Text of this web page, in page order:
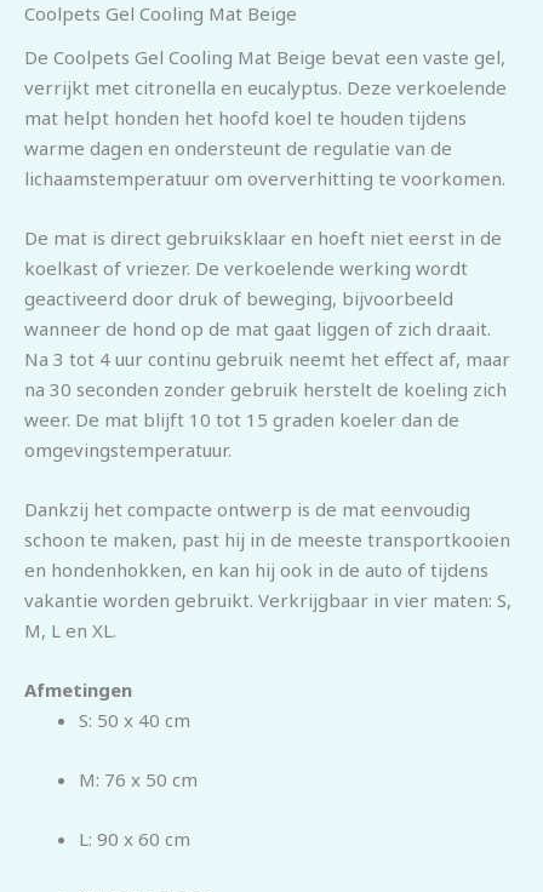
Coolpets Gel Cooling Mat Beige
De Coolpets Gel Cooling Mat Beige bevat een vaste gel,
verrijkt met citronella en eucalyptus. Deze verkoelende
mat helpt honden het hoofd koel te houden tijdens
warme dagen en ondersteunt de regulatie van de
lichaamstemperatuur om oververhitting te voorkomen.
De mat is direct gebruiksklaar en hoeft niet eerst in de
koelkast of vriezer. De verkoelende werking wordt
geactiveerd door druk of beweging, bijvoorbeeld
wanneer de hond op de mat gaat liggen of zich draait.
Na 3 tot 4 uur continu gebruik neemt het effect af, maar
na 30 seconden zonder gebruik herstelt de koeling zich
weer. De mat blijft 10 tot 15 graden koeler dan de
omgevingstemperatuur.
Dankzij het compacte ontwerp is de mat eenvoudig
schoon te maken, past hij in de meeste transportkooien
en hondenhokken, en kan hij ook in de auto of tijdens
vakantie worden gebruikt. Verkrijgbaar in vier maten: S,
M, L en XL.
Afmetingen
S: 50 x 40 cm
M: 76 x 50 cm
L: 90 x 60 cm